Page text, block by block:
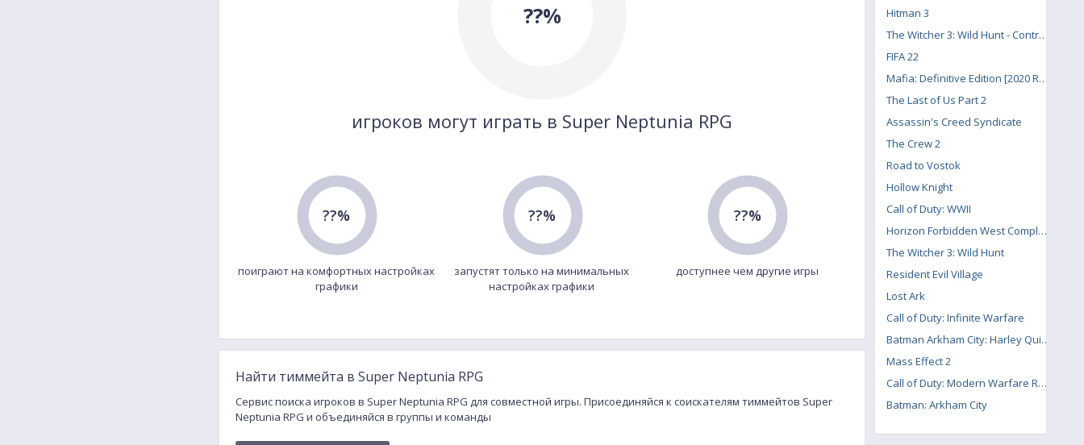
??%
игроков могут играть в Super Neptunia RPG
??%
поиграют на комфортных настройках
графики
??%
запустят только на минимальных
настройках графики
??%
доступнее чем другие игры
Найти тиммейта в Super Neptunia RPG
Сервис поиска игроков в Super Neptunia RPG для совместной игры. Присоединяйся к соискателям тиммейтов Super
Neptunia RPG и объединяйся в группы и команды
Hitman 3
The Witcher 3: Wild Hunt - Contract: Missing Miners
FIFA 22
Mafia: Definitive Edition [2020 Remake]
The Last of Us Part 2
Assassin's Creed Syndicate
The Crew 2
Road to Vostok
Hollow Knight
Call of Duty: WWII
Horizon Forbidden West Complete Edition
The Witcher 3: Wild Hunt
Resident Evil Village
Lost Ark
Call of Duty: Infinite Warfare
Batman Arkham City: Harley Quinn's Revenge
Mass Effect 2
Call of Duty: Modern Warfare Remastered
Batman: Arkham City